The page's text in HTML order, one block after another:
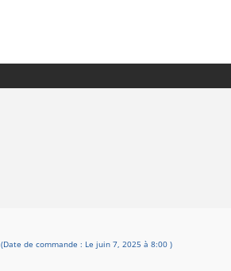
(Date de commande : Le juin 7, 2025 à 8:00 )